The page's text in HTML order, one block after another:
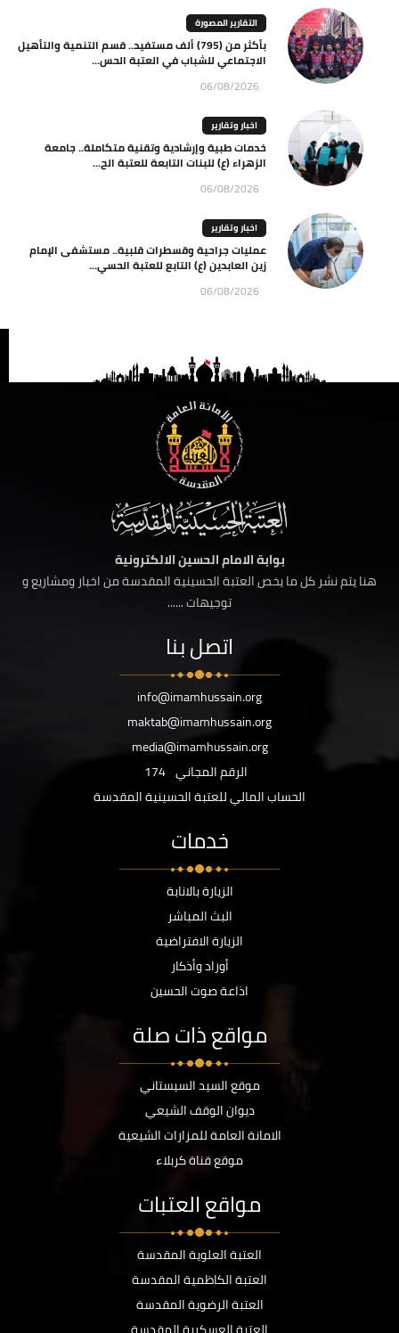
التقارير المصورة
بأكثر من (795) ألف مستفيد.. قسم التنمية والتأهيل
الاجتماعي للشباب في العتبة الحس...
06/08/2026
اخبار وتقارير
خدمات طبية وإرشادية وتقنية متكاملة.. جامعة
الزهراء (ع) للبنات التابعة للعتبة الح...
06/08/2026
اخبار وتقارير
عمليات جراحية وقسطرات قلبية.. مستشفى الإمام
زين العابدين (ع) التابع للعتبة الحسي...
06/08/2026
بوابة الامام الحسين الالكترونية
هنا يتم نشر كل ما يخص العتبة الحسينية المقدسة من اخبار ومشاريع و
توجيهات ......
اتصل بنا
info@imamhussain.org
maktab@imamhussain.org
media@imamhussain.org
الرقم المجاني 174
الحساب المالي للعتبة الحسينية المقدسة
خدمات
الزيارة بالانابة
البث المباشر
الزيارة الافتراضية
أوراد وأذكار
اذاعة صوت الحسين
مواقع ذات صلة
موقع السيد السيستاني
ديوان الوقف الشيعي
الامانة العامة للمزارات الشيعية
موقع قناة كربلاء
مواقع العتبات
العتبة العلوية المقدسة
العتبة الكاظمية المقدسة
العتبة الرضوية المقدسة